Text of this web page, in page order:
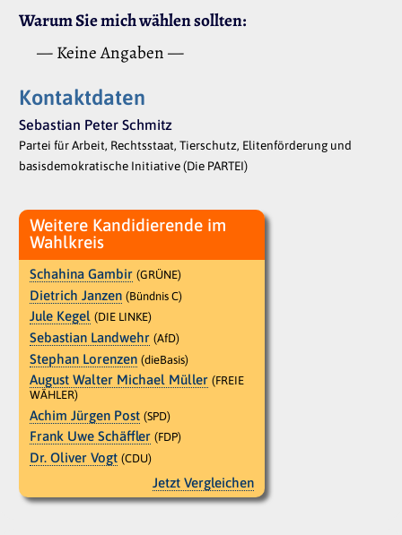
Warum Sie mich wählen sollten:
— Keine Angaben —
Kontaktdaten
Sebastian Peter Schmitz
Partei für Arbeit, Rechtsstaat, Tierschutz, Elitenförderung und
basisdemokratische Initiative (Die PARTEI)
Weitere Kandidierende im
Wahlkreis
Schahina Gambir (GRÜNE)
Dietrich Janzen (Bündnis C)
Jule Kegel (DIE LINKE)
Sebastian Landwehr (AfD)
Stephan Lorenzen (dieBasis)
August Walter Michael Müller (FREIE
WÄHLER)
Achim Jürgen Post (SPD)
Frank Uwe Schäffler (FDP)
Dr. Oliver Vogt (CDU)
Jetzt Vergleichen